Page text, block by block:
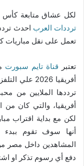
لكل عشاق متابعة كأس
ترددات العرب
تعمل على نقل مباريات
تعتبر قناة تايم سبورت
أفريقيا
ترددها الملايين من
أفريقيا، والتي كان من
أنها سوف تقوم ببدء
المشاهدين داخل مصر من
دفع أي رسوم تذكر او